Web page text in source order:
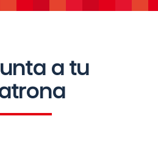
a tu